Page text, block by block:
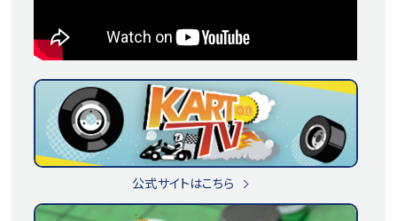
公式サイトはこちら